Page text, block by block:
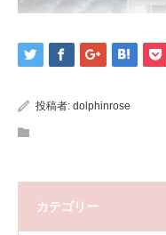
投稿者: dolphinrose
カテゴリー